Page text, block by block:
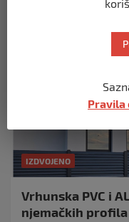
IZDVOJENO
Vrhunska PVC i
njemačkih profila